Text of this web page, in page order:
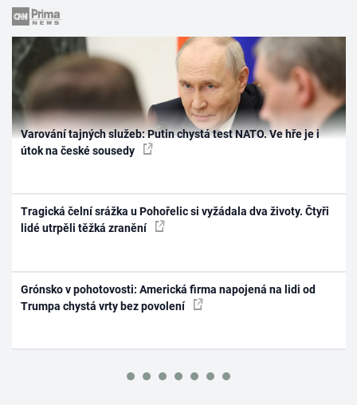
Varování tajných služeb: Putin chystá test NATO. Ve hře je i
útok na české sousedy
Tragická čelní srážka u Pohořelic si vyžádala dva životy. Čtyři
lidé utrpěli těžká zranění
Grónsko v pohotovosti: Americká firma napojená na lidi od
Trumpa chystá vrty bez povolení